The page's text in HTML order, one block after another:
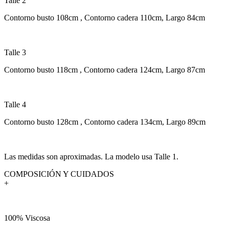
Contorno busto 108cm , Contorno cadera 110cm, Largo 84cm
Talle 3
Contorno busto 118cm , Contorno cadera 124cm, Largo 87cm
Talle 4
Contorno busto 128cm , Contorno cadera 134cm, Largo 89cm
Las medidas son aproximadas. La modelo usa Talle 1.
COMPOSICIÓN Y CUIDADOS
+
100% Viscosa